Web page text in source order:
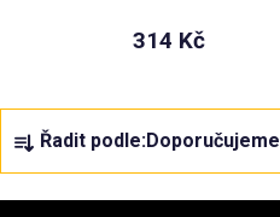
314 Kč
z
Řadit podle:Doporučujeme